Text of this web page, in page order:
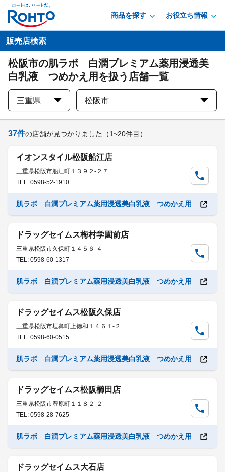
商品を探す お役立ち情報
販売店検索
松阪市の肌ラボ 白潤プレミアム薬用浸透美
白乳液 つめかえ用を扱う店舗一覧
三重県 松阪市
37件の店舗が見つかりました （1~20件目）
イオンスタイル松阪船江店
三重県松阪市船江町１３９２-２７
TEL: 0598-52-1910
肌ラボ 白潤プレミアム薬用浸透美白乳液 つめかえ用
ドラッグセイムス梅村学園前店
三重県松阪市久保町１４５６-４
TEL: 0598-60-1317
肌ラボ 白潤プレミアム薬用浸透美白乳液 つめかえ用
ドラッグセイムス松阪久保店
三重県松阪市垣鼻町上徳和１４６１-２
TEL: 0598-60-0515
肌ラボ 白潤プレミアム薬用浸透美白乳液 つめかえ用
ドラッグセイムス松阪櫛田店
三重県松阪市豊原町１１８２-２
TEL: 0598-28-7625
肌ラボ 白潤プレミアム薬用浸透美白乳液 つめかえ用
ドラッグセイムス大石店